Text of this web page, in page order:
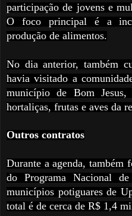
participação de jovens e
O foco principal é a
produção de alimentos.
No dia anterior, também
havia visitado a
município de Bom
hortaliças, frutas e aves da
Outros contratos
Durante a agenda, também
do Programa Nacional
municípios potiguares de
total é de cerca de R$ 1,4